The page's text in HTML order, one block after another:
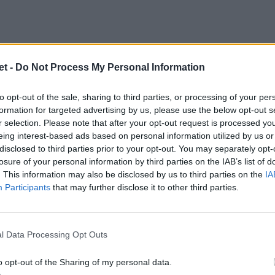
- Do Not Process My Personal Information
opt-out of the sale, sharing to third parties, or processing of your
for targeted advertising by us, please use the below opt-out
selection. Please note that after your opt-out request is processed
interest-based ads based on personal information utilized by us
to third parties prior to your opt-out. You may separately
of your personal information by third parties on the IAB’s list of
This information may also be disclosed by us to third parties on the
Participants that may further disclose it to other third parties.
Data Processing Opt Outs
opt-out of the Sharing of my personal data.
stampa internazionale, il duello si
neozelandesi ovviamente. Perchè il
neozelandese e disporre di una esperienza
le due condizioni base pe la
assistente, soffiandolo al Sudafrica (
è quello diDave Rennie